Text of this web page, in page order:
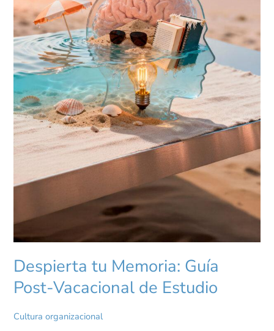
Despierta tu Memoria: Guía
Post-Vacacional de Estudio
Cultura organizacional